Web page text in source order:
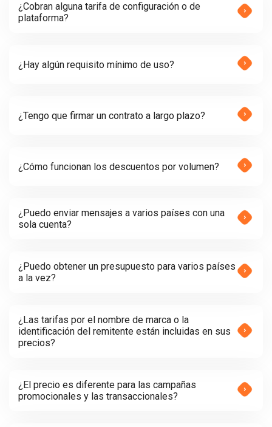
¿Cobran alguna tarifa de configuración o de
plataforma?
¿Hay algún requisito mínimo de uso?
¿Tengo que firmar un contrato a largo plazo?
¿Cómo funcionan los descuentos por volumen?
¿Puedo enviar mensajes a varios países con una
sola cuenta?
¿Puedo obtener un presupuesto para varios países
a la vez?
¿Las tarifas por el nombre de marca o la
identificación del remitente están incluidas en sus
precios?
¿El precio es diferente para las campañas
promocionales y las transaccionales?